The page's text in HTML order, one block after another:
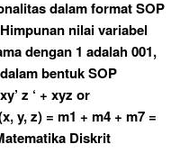
dalam format SOP
nilai variabel
dengan 1 adalah 001,
bentuk SOP
z ‘ + xyz or
y, z) = m1 + m4 + m7 =
Diskrit